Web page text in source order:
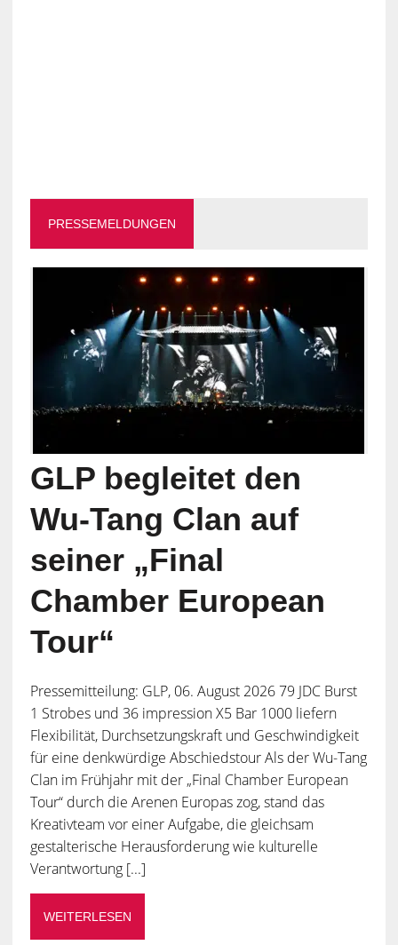
PRESSEMELDUNGEN
GLP begleitet den
Wu-Tang Clan auf
seiner „Final
Chamber European
Tour“
Pressemitteilung: GLP, 06. August 2026 79 JDC Burst
1 Strobes und 36 impression X5 Bar 1000 liefern
Flexibilität, Durchsetzungskraft und Geschwindigkeit
für eine denkwürdige Abschiedstour Als der Wu-Tang
Clan im Frühjahr mit der „Final Chamber European
Tour“ durch die Arenen Europas zog, stand das
Kreativteam vor einer Aufgabe, die gleichsam
gestalterische Herausforderung wie kulturelle
Verantwortung [...]
WEITERLESEN